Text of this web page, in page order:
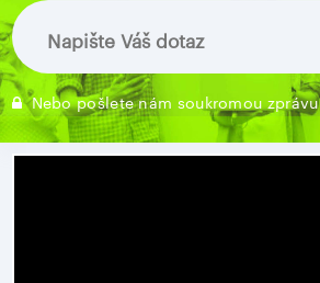
Nebo pošlete nám soukromou zprávu